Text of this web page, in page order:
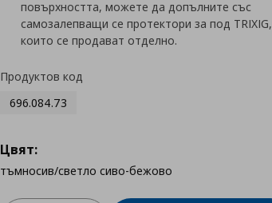
повърхността, можете да допълните със
самозалепващи се протектори за под TRIXIG,
които се продават отделно.
Продуктов код
696.084.73
Цвят:
тъмносив/светло сиво-бежово